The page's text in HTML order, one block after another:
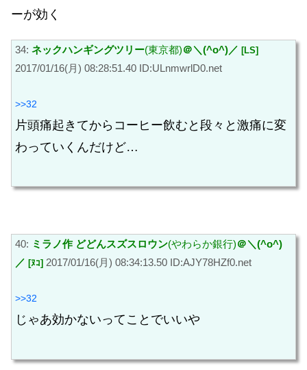
ーが効く
34: ネックハンギングツリー(東京都)＠＼(^o^)／ [LS]
2017/01/16(月) 08:28:51.40 ID:ULnmwrlD0.net
>>32
片頭痛起きてからコーヒー飲むと段々と激痛に変
わっていくんだけど…
40: ミラノ作 どどんスズスロウン(やわらか銀行)＠＼(^o^)
／ [ﾇｺ] 2017/01/16(月) 08:34:13.50 ID:AJY78HZf0.net
>>32
じゃあ効かないってことでいいや